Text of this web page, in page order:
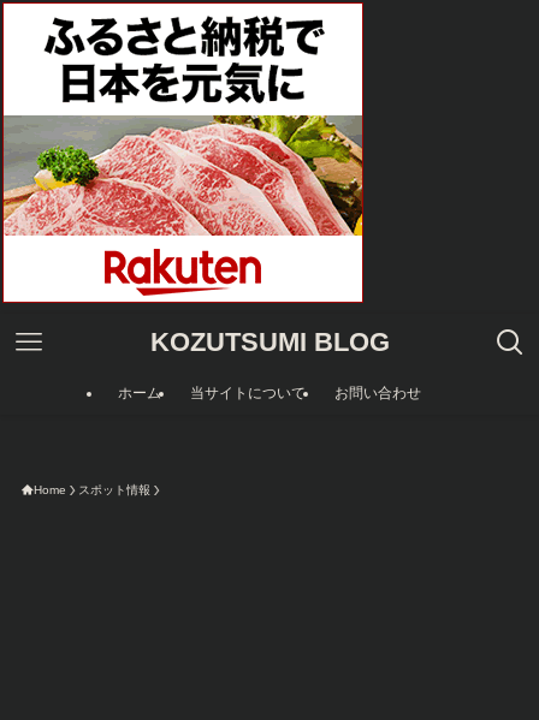
KOZUTSUMI BLOG
ホーム 当サイトについて お問い合わせ
Home スポット情報